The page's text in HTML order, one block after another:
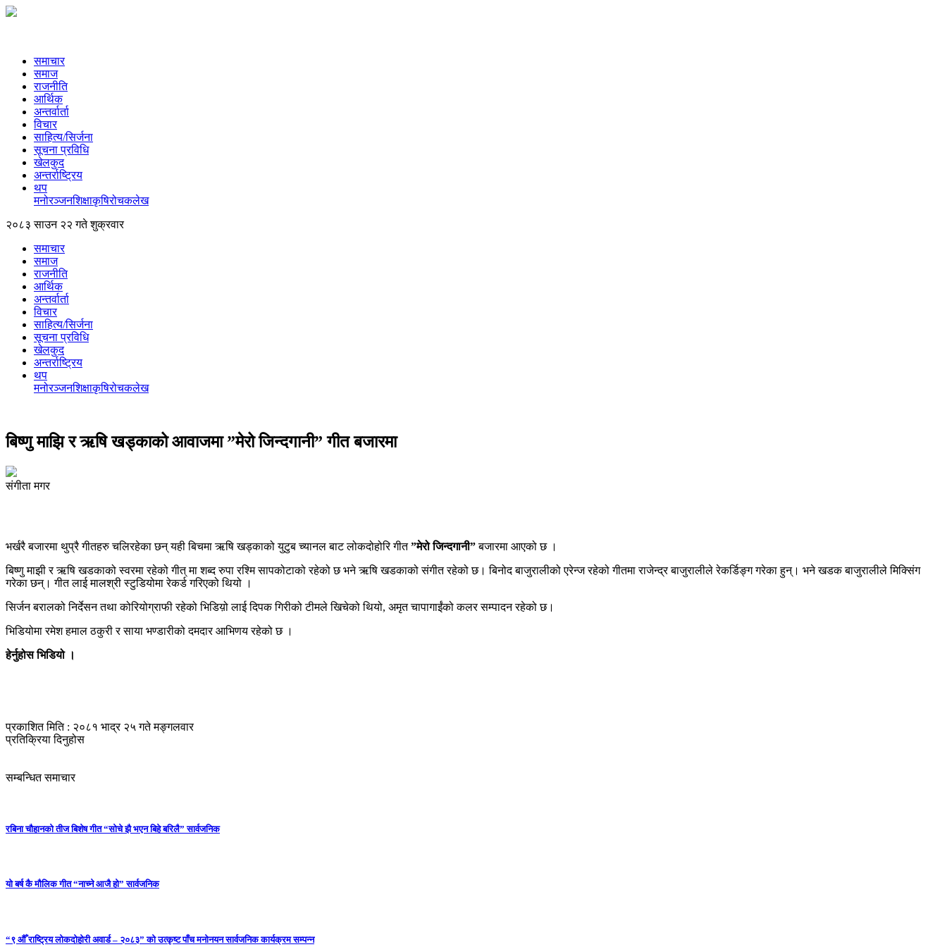
समाचार
समाज
राजनीति
आर्थिक
अन्तर्वार्ता
विचार
साहित्य/सिर्जना
सूचना प्रविधि
खेलकुद
अन्तर्राष्ट्रिय
थप
मनोरञ्‍जनशिक्षाकृषिरोचकलेख
२०८३ साउन २२ गते शुक्रवार
समाचार
समाज
राजनीति
आर्थिक
अन्तर्वार्ता
विचार
साहित्य/सिर्जना
सूचना प्रविधि
खेलकुद
अन्तर्राष्ट्रिय
थप
मनोरञ्‍जनशिक्षाकृषिरोचकलेख
बिष्णु माझि र ऋषि खड्काको आवाजमा ”मेरो जिन्दगानी” गीत बजारमा
संगीता मगर
भर्खरै बजारमा थुप्रै गीतहरु चलिरहेका छन् यही बिचमा ऋषि खड्काको युटुब च्यानल बाट लोकदोहोरि गीत”मेरो जिन्दगानी”बजारमा आएको छ ।
बिष्णु माझी र ऋषि खडकाको स्वरमा रहेको गीत् मा शब्द रुपा रश्मि सापकोटाको रहेको छ भने ऋषि खडकाको संगीत रहेको छ। बिनोद बाजुरालीको एरेन्ज रहेको गीतमा राजेन्द्र बाजुरालीले रेकर्डिङ्ग गरेका हुन्। भने खडक बाजुरालीले मिक्सिंग
गरेका छन्। गीत लाई मालश्री स्टुडियोमा रेकर्ड गरिएको थियो ।
सिर्जन बरालको निर्देसन तथा कोरियोग्राफी रहेको भिडिय़ो लाई दिपक गिरीको टीमले खिचेको थियो, अमृत चापागाईंको कलर सम्पादन रहेको छ।
भिडियोमा रमेश हमाल ठकुरी र साया भण्डारीको दमदार आभिणय रहेको छ ।
हेर्नुहोस भिडियो ।
प्रकाशित मिति : २०८१ भाद्र २५ गते मङ्गलवार
प्रतिक्रिया दिनुहोस
सम्बन्धित समाचार
रबिना चौहानको तीज बिशेष गीत “सोचे झै भएन बिहे बरिलै” सार्वजनिक
यो बर्ष कै मौलिक गीत “नाच्ने आजै हो” सार्वजनिक
“९ औँ राष्ट्रिय लोकदोहोरी अवार्ड – २०८३” को उत्कृष्ट पाँच मनोनयन सार्वजनिक कार्यक्रम सम्पन्न